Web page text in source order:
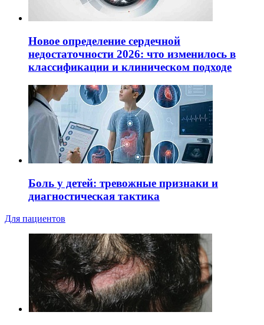
Новое определение сердечной
недостаточности 2026: что изменилось в
классификации и клиническом подходе
Боль у детей: тревожные признаки и
диагностическая тактика
Для пациентов